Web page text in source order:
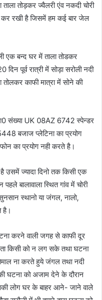
ताला तोड़कर ज्वैलरी एंव नकदी चोरी
कर रखी है जिसमें हम कई बार जेल
एक बन्द घर में ताला तोडकर
पूर्व रात्री में सोड़ा सरोली नदी
तोलकर काफी मात्रा में सोने की
संख्या UK 08AZ 6742 स्पेन्डर
बजाज प्लेटिना का प्रयोग
का प्रयोग नही करते है।
उसमें ज्यादा दिनो तक किसी एक
बालावाला स्थित गांव में चोरी
स्थानो या जंगल, नालो,
है।
करने वाली जगह से काफी दूर
किसी को न लग सके तथा घटना
ना करते हुये जंगल तथा नदी
घटना को अजाम देने के दौरान
लोग घर के बाहर आने- जाने वाले